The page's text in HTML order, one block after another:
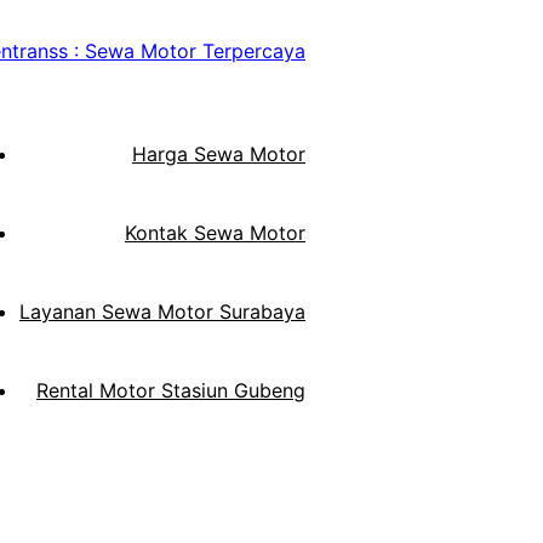
Harga Sewa Motor
Kontak Sewa Motor
Layanan Sewa Motor Surabaya
Rental Motor Stasiun Gubeng